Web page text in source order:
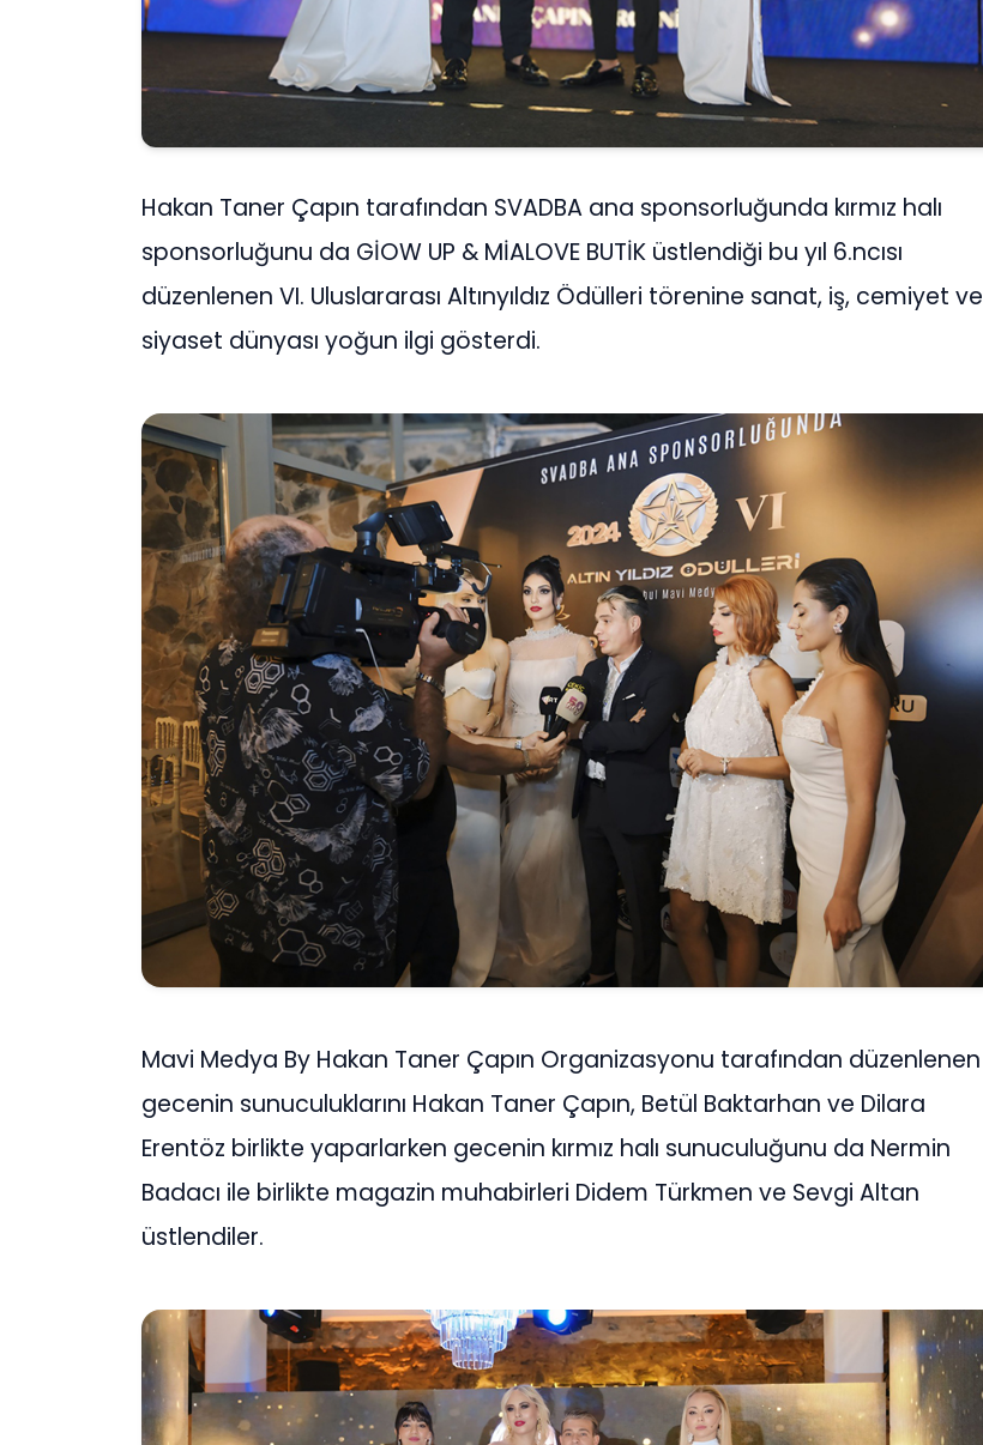
Hakan Taner Çapın tarafından SVADBA ana sponsorluğunda kırmız halı
sponsorluğunu da GİOW UP & MİALOVE BUTİK üstlendiği bu yıl 6.ncısı
düzenlenen VI. Uluslararası Altınyıldız Ödülleri törenine sanat, iş, cemiyet ve
siyaset dünyası yoğun ilgi gösterdi.
Mavi Medya By Hakan Taner Çapın Organizasyonu tarafından düzenlenen
gecenin sunuculuklarını Hakan Taner Çapın, Betül Baktarhan ve Dilara
Erentöz birlikte yaparlarken gecenin kırmız halı sunuculuğunu da Nermin
Badacı ile birlikte magazin muhabirleri Didem Türkmen ve Sevgi Altan
üstlendiler.